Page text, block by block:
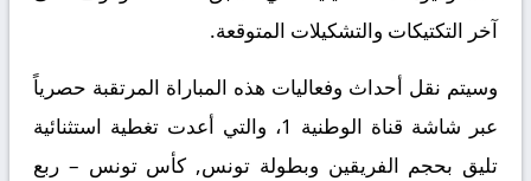
آخر التكتيكات والتشكيلات المتوقعة.
​وسيتم نقل أحداث وفعاليات هذه المباراة المرتقبة حصرياً
عبر شاشة قناة الوطنية 1، والتي أعدت تغطية استثنائية
تليق بحجم الفريقين وبطولة تونس, كأس تونس – ربع